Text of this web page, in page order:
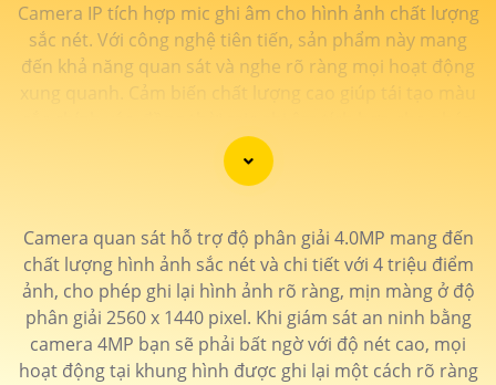
Camera IP tích hợp mic ghi âm cho hình ảnh chất lượng
sắc nét. Với công nghệ tiên tiến, sản phẩm này mang
đến khả năng quan sát và nghe rõ ràng mọi hoạt động
xung quanh. Cảm biến chất lượng cao giúp tái tạo màu
người dùng thấu hiểu từng chi tiết với âm thanh sống
động. Sự kết hợp hoàn hảo giữa hình ảnh và âm thanh
cường tính hiệu quả trong việc bảo vệ và giám sát tài
sản. Đánh thức mọi giác quan với camera thông minh
này, đồng hành đáng tin cậy để bảo vệ ngôi nhà và
doanh nghiệp của bạn."
Camera quan sát hỗ trợ độ phân giải 4.0MP mang đến
chất lượng hình ảnh sắc nét và chi tiết với 4 triệu điểm
ảnh, cho phép ghi lại hình ảnh rõ ràng, mịn màng ở độ
phân giải 2560 x 1440 pixel. Khi giám sát an ninh bằng
camera 4MP bạn sẽ phải bất ngờ với độ nét cao, mọi
hoạt động tại khung hình được ghi lại một cách rõ ràng